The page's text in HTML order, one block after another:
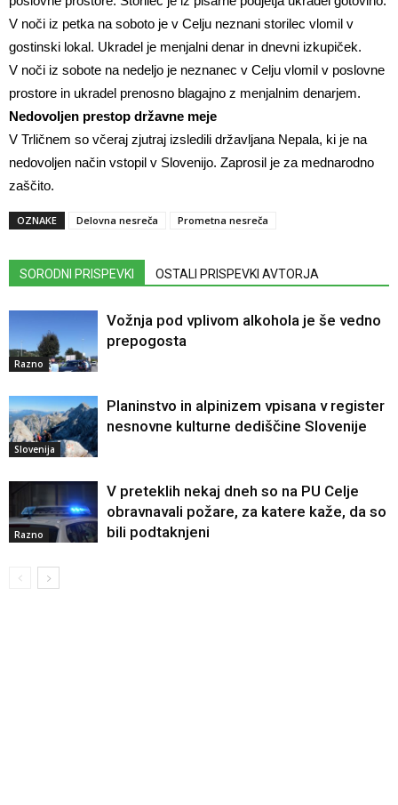
V noči iz petka na soboto je v Celju neznani storilec vlomil v
gostinski lokal. Ukradel je menjalni denar in dnevni izkupiček.
V noči iz sobote na nedeljo je neznanec v Celju vlomil v poslovne
prostore in ukradel prenosno blagajno z menjalnim denarjem.
Nedovoljen prestop državne meje
V Trličnem so včeraj zjutraj izsledili državljana Nepala, ki je na
nedovoljen način vstopil v Slovenijo. Zaprosil je za mednarodno
zaščito.
OZNAKE Delovna nesreča Prometna nesreča
SORODNI PRISPEVKI OSTALI PRISPEVKI AVTORJA
Razno
Vožnja pod vplivom alkohola je še vedno
prepogosta
Slovenija
Planinstvo in alpinizem vpisana v register
nesnovne kulturne dediščine Slovenije
Razno
V preteklih nekaj dneh so na PU Celje
obravnavali požare, za katere kaže, da so
bili podtaknjeni